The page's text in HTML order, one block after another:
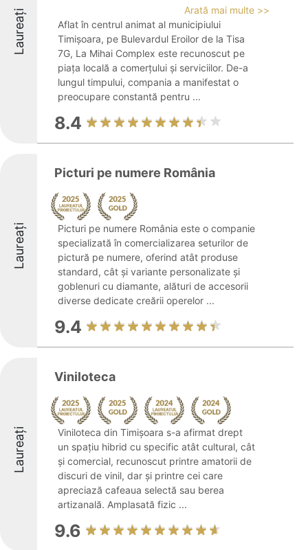
Laureați
Arată mai multe >>
Aflat în centrul animat al municipiului
Timișoara, pe Bulevardul Eroilor de la Tisa
7G, La Mihai Complex este recunoscut pe
piața locală a comerțului și serviciilor. De-a
lungul timpului, compania a manifestat o
preocupare constantă pentru ...
8.4
Laureați
Picturi pe numere România
Picturi pe numere România este o companie
specializată în comercializarea seturilor de
pictură pe numere, oferind atât produse
standard, cât și variante personalizate și
goblenuri cu diamante, alături de accesorii
diverse dedicate creării operelor ...
9.4
Laureați
Viniloteca
Viniloteca din Timișoara s-a afirmat drept
un spațiu hibrid cu specific atât cultural, cât
și comercial, recunoscut printre amatorii de
discuri de vinil, dar și printre cei care
apreciază cafeaua selectă sau berea
artizanală. Amplasată fizic ...
9.6